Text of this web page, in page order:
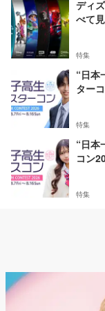
ディ
べて
特集
“日本
ター
特集
“日本
コン
特集